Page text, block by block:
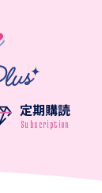
定期購読